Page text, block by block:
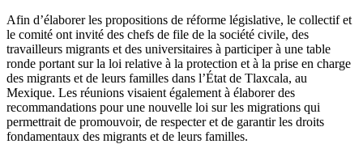
Afin d’élaborer les propositions de réforme législative, le collectif et
le comité ont invité des chefs de file de la société civile, des
travailleurs migrants et des universitaires à participer à une table
ronde portant sur la loi relative à la protection et à la prise en charge
des migrants et de leurs familles dans l’État de Tlaxcala, au
Mexique. Les réunions visaient également à élaborer des
recommandations pour une nouvelle loi sur les migrations qui
permettrait de promouvoir, de respecter et de garantir les droits
fondamentaux des migrants et de leurs familles.